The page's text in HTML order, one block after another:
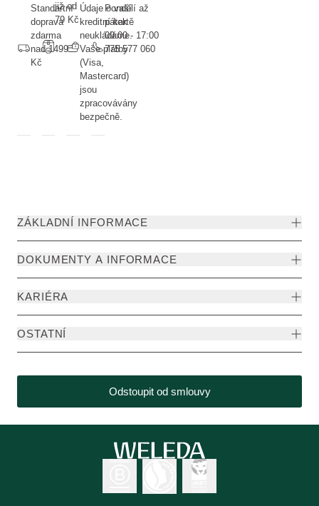
Standartní
doprava
zdarma
nad 1499
Kč
již od
79 Kč
Údaje o vaší
kreditní kartě
neukládáme.
Vaše platby
(Visa,
Mastercard)
jsou
zpracovávány
bezpečně.
Pondělí až
pátek
09:00 - 17:00
775 577 060
ZÁKLADNÍ INFORMACE
DOKUMENTY A INFORMACE
KARIÉRA
OSTATNÍ
Odstoupit od smlouvy